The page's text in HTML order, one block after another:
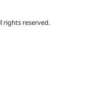
rights reserved.